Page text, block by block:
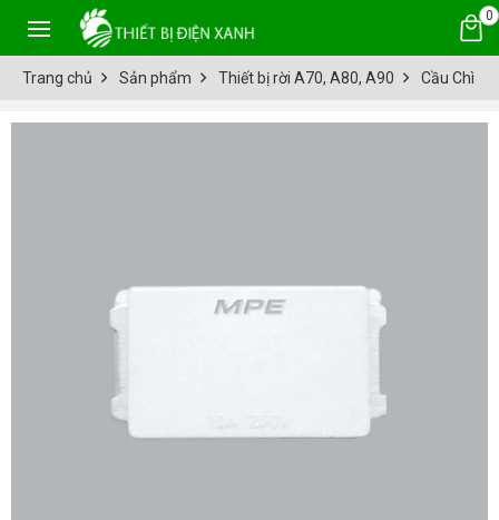
0
Trang chủ Sản phẩm Thiết bị rời A70, A80, A90 Cầu Chì